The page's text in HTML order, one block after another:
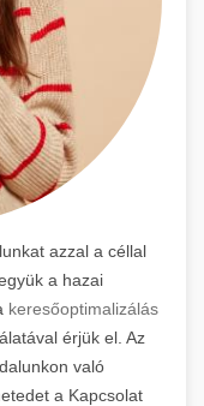
azzal a céllal
a hazai
keresőoptimalizálás
érjük el. Az
való
a Kapcsolat